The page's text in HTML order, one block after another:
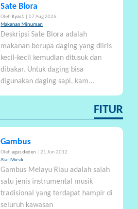
Sate Blora
Oleh Kyas1
| 07 Aug 2026.
Makanan Minuman
Deskripsi Sate Blora adalah
makanan berupa daging yang diiris
kecil-kecil kemudian ditusuk dan
dibakar. Untuk daging bisa
digunakan daging sapi, kam...
FITUR
Gambus
Oleh agus deden
| 21 Jun 2012.
Alat Musik
Gambus Melayu Riau adalah salah
satu jenis instrumental musik
tradisional yang terdapat hampir di
seluruh kawasan